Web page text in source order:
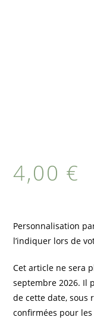
4,00 €
Personnalisation
l’indiquer lors de
Cet article ne sera
septembre 2026. Il
de cette date, sous
confirmées pour les